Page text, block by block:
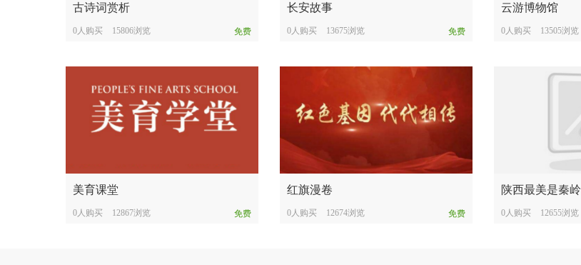
古诗词赏析
免费
0人购买 15806浏览
长安故事
免费
0人购买 13675浏览
云游博物馆
0人购买 13505浏览
美育课堂
免费
0人购买 12867浏览
红旗漫卷
免费
0人购买 12674浏览
陕西最美是秦岭
0人购买 12655浏览